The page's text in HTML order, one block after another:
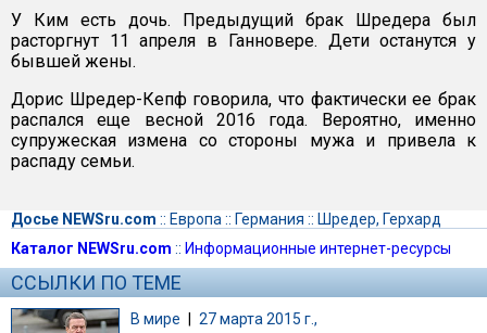
У Ким есть дочь. Предыдущий брак Шредера был
расторгнут 11 апреля в Ганновере. Дети останутся у
бывшей жены.
Дорис Шредер-Кепф говорила, что фактически ее брак
распался еще весной 2016 года. Вероятно, именно
супружеская измена со стороны мужа и привела к
распаду семьи.
Досье NEWSru.com :: Европа :: Германия :: Шредер, Герхард
Каталог NEWSru.com :: Информационные интернет-ресурсы
ССЫЛКИ ПО ТЕМЕ
В мире | 27 марта 2015 г.,